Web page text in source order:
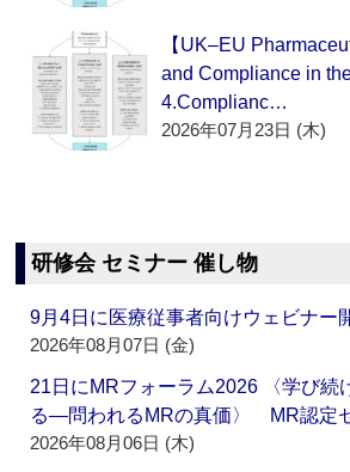
【UK–EU
and Compliance in
4.Complianc…
2026年07月23日 (木)
研修会 セミナー 催し物
9月4日に医療従事者向けウェビナ
2026年08月07日 (金)
21日にMRフォーラム2026 〈学び続
る―問われるMRの真価〉 MR認定
2026年08月06日 (木)